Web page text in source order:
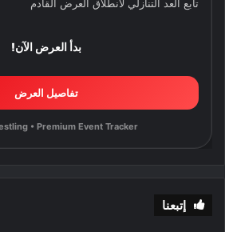
تابع العد التنازلي لانطلاق العرض القادم
بدأ العرض الآن!
تفاصيل العرض
• Premium Event Tracker
إتبعنا